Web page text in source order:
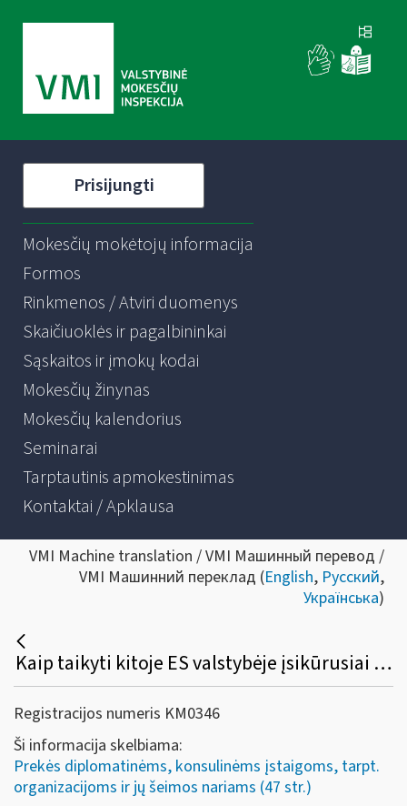
Prisijungti
Mokesčių mokėtojų informacija
Formos
Rinkmenos / Atviri duomenys
Skaičiuoklės ir pagalbininkai
Sąskaitos ir įmokų kodai
Mokesčių žinynas
Mokesčių kalendorius
Seminarai
Tarptautinis apmokestinimas
Kontaktai / Apklausa
VMI Machine translation / VMI Машинный перевод /
VMI Машинний переклад (English, Русский,
Українська)
Kaip taikyti kitoje ES valstybėje įsikūrusiai ES institucijai Lietuvoje įsigytų prekių (paslaugų) pirkimo PVM lengvatą?
Registracijos numeris KM0346
Ši informacija skelbiama:
Prekės diplomatinėms, konsulinėms įstaigoms, tarpt.
organizacijoms ir jų šeimos nariams (47 str.)